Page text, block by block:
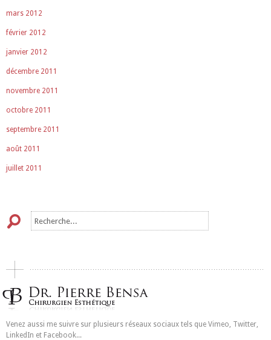
mars 2012
février 2012
janvier 2012
décembre 2011
novembre 2011
octobre 2011
septembre 2011
août 2011
juillet 2011
Venez aussi me suivre sur plusieurs réseaux sociaux tels que Vimeo, Twitter,
LinkedIn et Facebook...